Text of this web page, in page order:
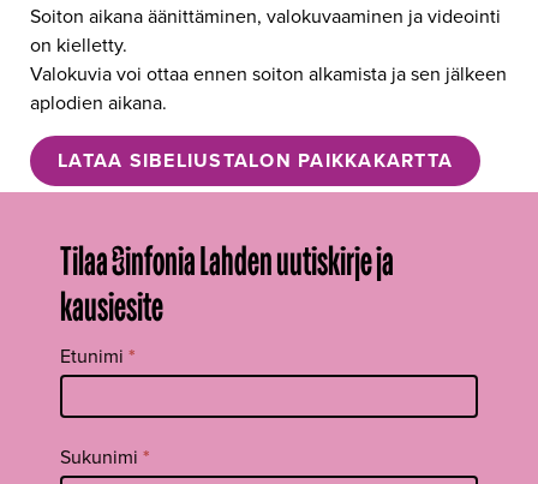
Soiton aikana äänittäminen, valokuvaaminen ja videointi
on kielletty.
Valokuvia voi ottaa ennen soiton alkamista ja sen jälkeen
aplodien aikana.
LATAA SIBELIUSTALON PAIKKAKARTTA
Tilaa Sinfonia Lahden uutiskirje ja
kausiesite
Tilaa
uutiskirje
footer FI
Etunimi *
Sukunimi *